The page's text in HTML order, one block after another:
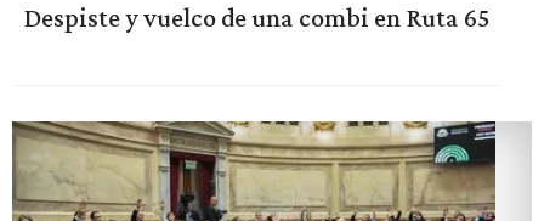
Despiste y vuelco de una combi en Ruta 65